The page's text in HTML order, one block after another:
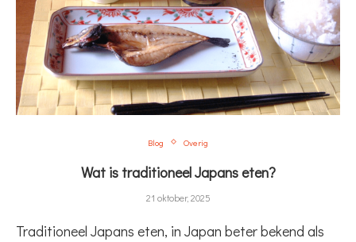
Blog Overig
Wat is traditioneel Japans eten?
21 oktober, 2025
Traditioneel Japans eten, in Japan beter bekend als